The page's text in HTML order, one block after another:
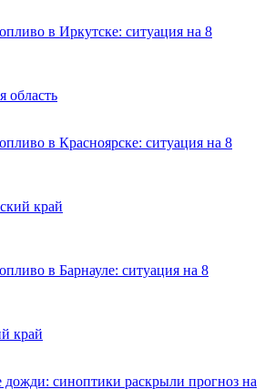
в Иркутске: ситуация на 8
область
в Красноярске: ситуация на 8
край
в Барнауле: ситуация на 8
край
дожди: синоптики раскрыли прогноз на